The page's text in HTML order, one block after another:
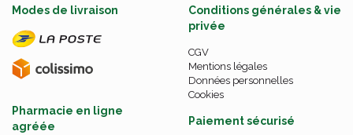
Modes de livraison
Pharmacie en ligne
agréée
Conditions générales & vie
privée
CGV
Mentions légales
Données personnelles
Cookies
Paiement sécurisé